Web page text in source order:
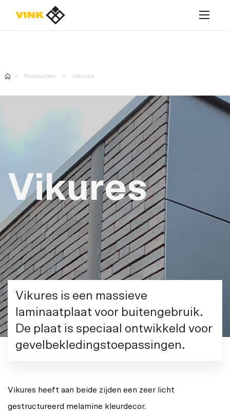
Realisaties
Contacteer ons
Producten Vikures
Vikures
Vikures is een massieve
laminaatplaat voor buitengebruik.
De plaat is speciaal ontwikkeld voor
gevelbekledingstoepassingen.
Vikures heeft aan beide zijden een zeer licht
gestructureerd melamine kleurdecor.